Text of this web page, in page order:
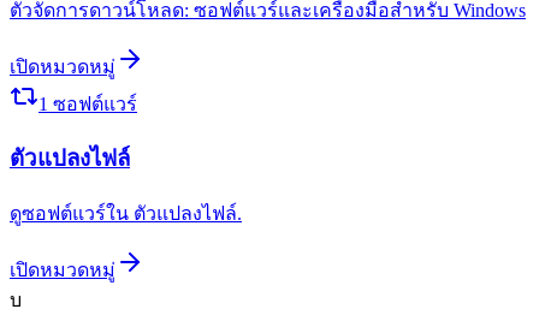
ตัวจัดการดาวน์โหลด: ซอฟต์แวร์และเครื่องมือสำหรับ Windows
เปิดหมวดหมู่
1 ซอฟต์แวร์
ตัวแปลงไฟล์
ดูซอฟต์แวร์ใน ตัวแปลงไฟล์.
เปิดหมวดหมู่
บ